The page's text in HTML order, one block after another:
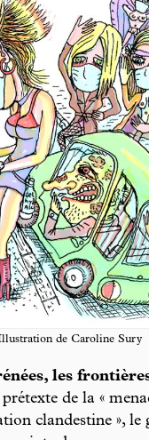
de Caroline Sury
les
de la «
clandestine », le